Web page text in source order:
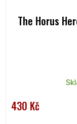
The Horus
430 Kč